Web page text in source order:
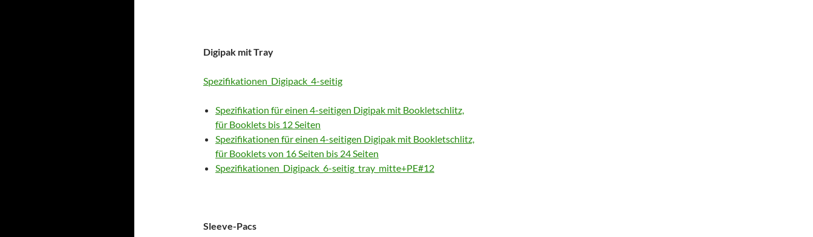
Digipak mit Tray
Spezifikationen_Digipack_4-seitig
Spezifikation für einen 4-seitigen Digipak mit Bookletschlitz,
für Booklets bis 12 Seiten
Spezifikationen für einen 4-seitigen Digipak mit Bookletschlitz,
für Booklets von 16 Seiten bis 24 Seiten
Spezifikationen_Digipack_6-seitig_tray_mitte+PE#12
Sleeve-Pacs